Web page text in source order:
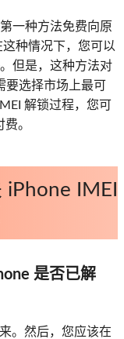
一种方法免费向原
种情况下，您可以
但是，这种方法对
要选择市场上最可
解锁过程，您可
。
IMEI
是否已解
。然后，您应该在